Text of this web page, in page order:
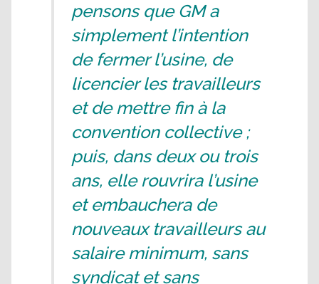
pensons que GM a
simplement l’intention
de fermer l’usine, de
licencier les travailleurs
et de mettre fin à la
convention collective ;
puis, dans deux ou trois
ans, elle rouvrira l’usine
et embauchera de
nouveaux travailleurs au
salaire minimum, sans
syndicat et sans